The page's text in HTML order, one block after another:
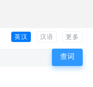
英汉 汉语 更多